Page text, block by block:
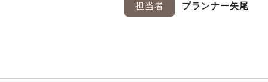
担当者 プランナー矢尾